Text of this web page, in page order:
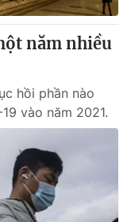
Việt
bằng AI
năm nhiều
hồi phần nào
vào năm 2021.